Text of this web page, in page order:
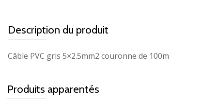
Description du produit
Câble PVC gris 5×2.5mm2 couronne de 100m
Produits apparentés